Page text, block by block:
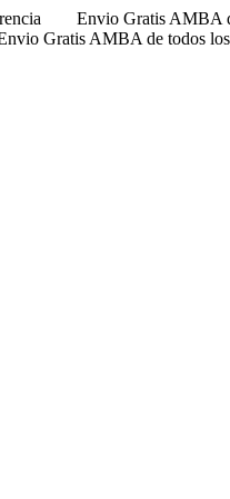
Envio Gratis AMBA
Gratis AMBA de todos